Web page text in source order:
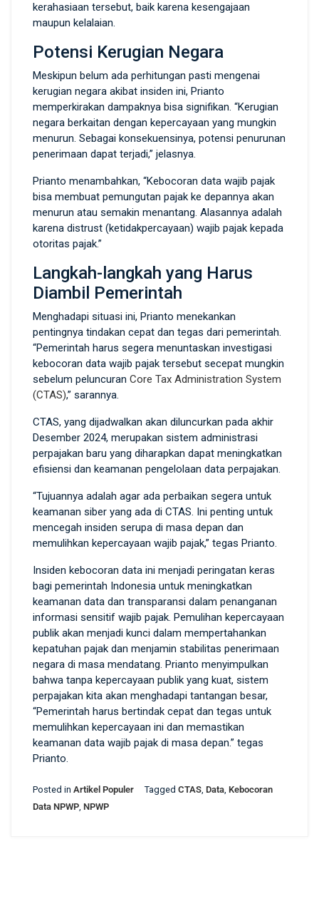
kerahasiaan tersebut, baik karena kesengajaan
maupun kelalaian.
Potensi Kerugian Negara
Meskipun belum ada perhitungan pasti mengenai
kerugian negara akibat insiden ini, Prianto
memperkirakan dampaknya bisa signifikan. “Kerugian
negara berkaitan dengan kepercayaan yang mungkin
menurun. Sebagai konsekuensinya, potensi penurunan
penerimaan dapat terjadi,” jelasnya.
Prianto menambahkan, “Kebocoran data wajib pajak
bisa membuat pemungutan pajak ke depannya akan
menurun atau semakin menantang. Alasannya adalah
karena distrust (ketidakpercayaan) wajib pajak kepada
otoritas pajak.”
Langkah-langkah yang Harus
Diambil Pemerintah
Menghadapi situasi ini, Prianto menekankan
pentingnya tindakan cepat dan tegas dari pemerintah.
“Pemerintah harus segera menuntaskan investigasi
kebocoran data wajib pajak tersebut secepat mungkin
sebelum peluncuran Core Tax Administration System
(CTAS),” sarannya.
CTAS, yang dijadwalkan akan diluncurkan pada akhir
Desember 2024, merupakan sistem administrasi
perpajakan baru yang diharapkan dapat meningkatkan
efisiensi dan keamanan pengelolaan data perpajakan.
“Tujuannya adalah agar ada perbaikan segera untuk
keamanan siber yang ada di CTAS. Ini penting untuk
mencegah insiden serupa di masa depan dan
memulihkan kepercayaan wajib pajak,” tegas Prianto.
Insiden kebocoran data ini menjadi peringatan keras
bagi pemerintah Indonesia untuk meningkatkan
keamanan data dan transparansi dalam penanganan
informasi sensitif wajib pajak. Pemulihan kepercayaan
publik akan menjadi kunci dalam mempertahankan
kepatuhan pajak dan menjamin stabilitas penerimaan
negara di masa mendatang. Prianto menyimpulkan
bahwa tanpa kepercayaan publik yang kuat, sistem
perpajakan kita akan menghadapi tantangan besar,
“Pemerintah harus bertindak cepat dan tegas untuk
memulihkan kepercayaan ini dan memastikan
keamanan data wajib pajak di masa depan.” tegas
Prianto.
Posted in Artikel Populer Tagged CTAS, Data, Kebocoran
Data NPWP, NPWP